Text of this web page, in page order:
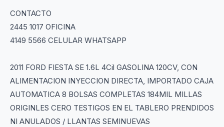
CONTACTO
2445 1017 OFICINA
4149 5566 CELULAR WHATSAPP
2011 FORD FIESTA SE 1.6L 4Cil GASOLINA 120CV, CON
ALIMENTACION INYECCION DIRECTA, IMPORTADO CAJA
AUTOMATICA 8 BOLSAS COMPLETAS 184MIL MILLAS
ORIGINLES CERO TESTIGOS EN EL TABLERO PRENDIDOS
NI ANULADOS / LLANTAS SEMINUEVAS